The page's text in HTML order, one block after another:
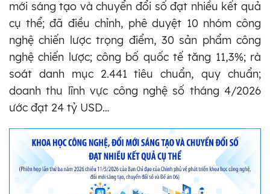
mới sáng tạo và chuyển đổi số đạt nhiều kết quả
cụ thể; đã điều chỉnh, phê duyệt 10 nhóm công
nghệ chiến lược trọng điểm, 30 sản phẩm công
nghệ chiến lược; công bố quốc tế tăng 11,3%; rà
soát danh mục 2.441 tiêu chuẩn, quy chuẩn;
doanh thu lĩnh vực công nghệ số tháng 4/2026
ước đạt 24 tỷ USD…